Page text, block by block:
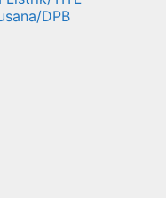
DPB